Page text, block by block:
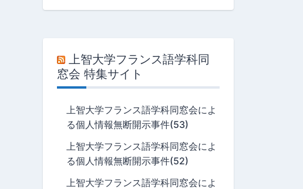
上智大学フランス語学科同
窓会 特集サイト
上智大学フランス語学科同窓会によ
る個人情報無断開示事件(53)
上智大学フランス語学科同窓会によ
る個人情報無断開示事件(52)
上智大学フランス語学科同窓会によ